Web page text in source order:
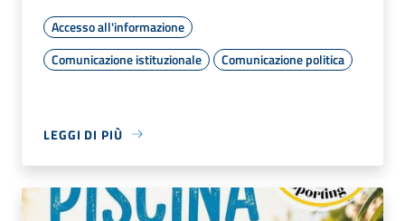
Accesso all'informazione
Comunicazione istituzionale
Comunicazione politica
LEGGI DI PIÙ